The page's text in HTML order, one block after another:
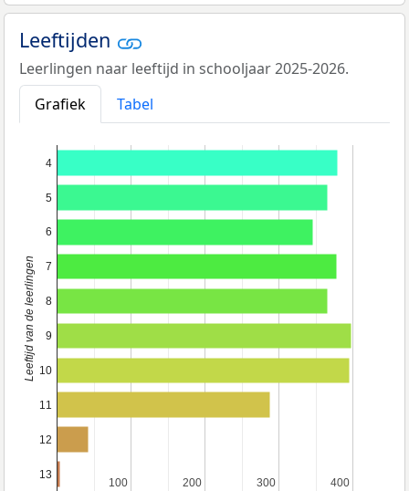
Leeftijden
Leerlingen naar leeftijd in schooljaar 2025-2026.
Grafiek
Tabel
100
100 200
200 300
300 400
400
4
5
6
7
8
9
10
11
12
13
Leeftijd van de leerlingen